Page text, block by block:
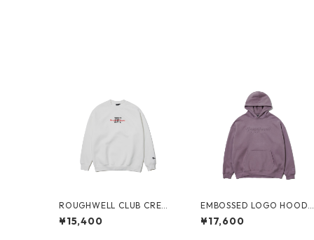
ROUGHWELL CLUB CREW
SWEAT (WHITE)
¥15,400
EMBOSSED LOGO
(PURPLE)
¥17,600